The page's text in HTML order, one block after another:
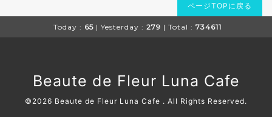
ページTOPに戻る
Today : 65 | Yesterday : 279 | Total : 734611
Beaute de Fleur Luna Cafe
©2026 Beaute de Fleur Luna Cafe . All Rights Reserved.